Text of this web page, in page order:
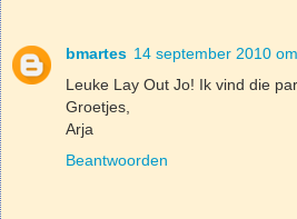
bmartes 14 september 2010
Leuke Lay Out Jo! Ik vind die
Groetjes,
Arja
Beantwoorden